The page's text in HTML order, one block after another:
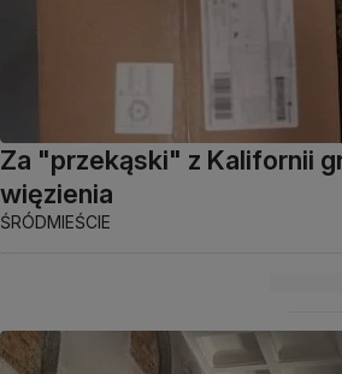
Za "przekąski" z Kalifornii
więzienia
ŚRÓDMIEŚCIE